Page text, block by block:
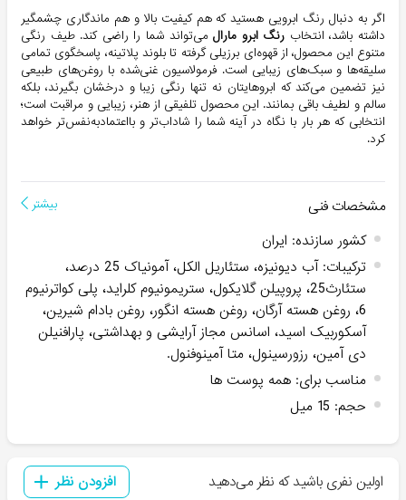
اگر به دنبال رنگ ابرویی هستید که هم کیفیت بالا و هم ماندگاری چشمگیر
داشته باشد، انتخاب رنگ ابرو مارالمی‌تواند شما را راضی کند. طیف رنگی
متنوع این محصول، از قهوه‌ای برزیلی گرفته تا بلوند پلاتینه، پاسخگوی تمامی
سلیقه‌ها و سبک‌های زیبایی است. فرمولاسیون غنی‌شده با روغن‌های طبیعی
نیز تضمین می‌کند که ابروهایتان نه تنها رنگی زیبا و درخشان بگیرند، بلکه
سالم و لطیف باقی بمانند. این محصول تلفیقی از هنر، زیبایی و مراقبت است؛
انتخابی که هر بار با نگاه در آینه شما را شاداب‌تر و بااعتمادبه‌نفس‌تر خواهد
کرد.
مشخصات فنی بیشتر
کشور سازنده: ایران
ترکیبات:
آب دیونیزه، ستئاریل الکل، آمونیاک 25 درصد،
ستئارث25، پروپیلن گلایکول، ستریمونیوم کلراید، پلی کواترنیوم
6، روغن هسته آرگان، روغن هسته انگور، روغن بادام شیرین،
آسکوربیک اسید، اسانس مجاز آرایشی و بهداشتی، پارافنیلن
دی آمین، رزورسینول، متا آمینوفنول.
مناسب برای: همه پوست ها
حجم: 15 میل
اولین نفری باشید که نظر می‌دهید افزودن نظر